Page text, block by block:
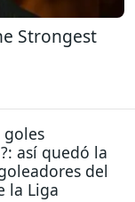
Strongest
goles
así quedó la
del
la Liga